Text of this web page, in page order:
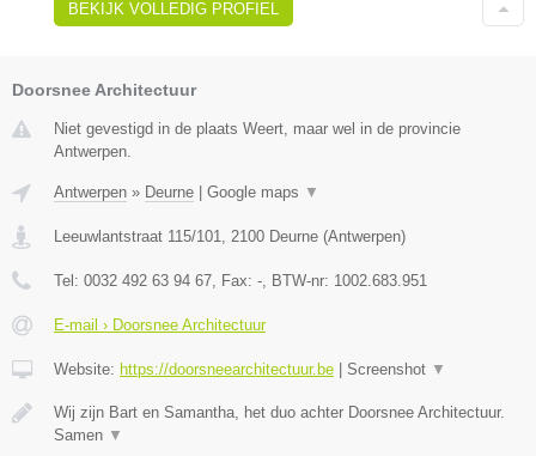
BEKIJK VOLLEDIG PROFIEL
Doorsnee Architectuur
Niet gevestigd in de plaats Weert, maar wel in de provincie
Antwerpen.
Antwerpen » Deurne Google maps ▼
Leeuwlantstraat 115/101, 2100 Deurne (Antwerpen)
Tel: 0032 492 63 94 67, Fax: -, BTW-nr: 1002.683.951
E-mail › Doorsnee Architectuur
Website: https://doorsneearchitectuur.be Screenshot ▼
Wij zijn Bart en Samantha, het duo achter Doorsnee Architectuur.
Samen ▼